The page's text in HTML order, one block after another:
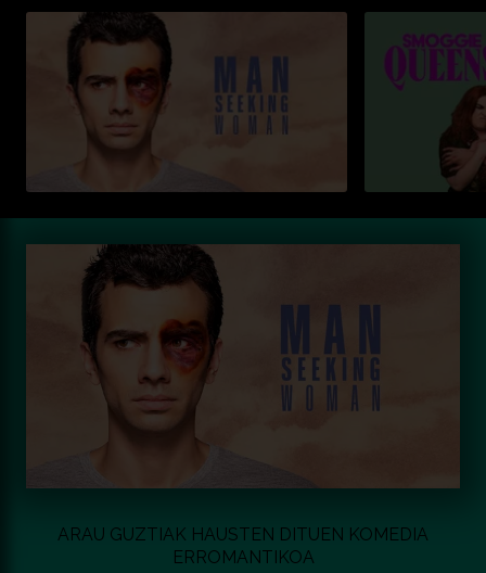
ARAU GUZTIAK HAUSTEN DITUEN KOMEDIA
ERROMANTIKOA